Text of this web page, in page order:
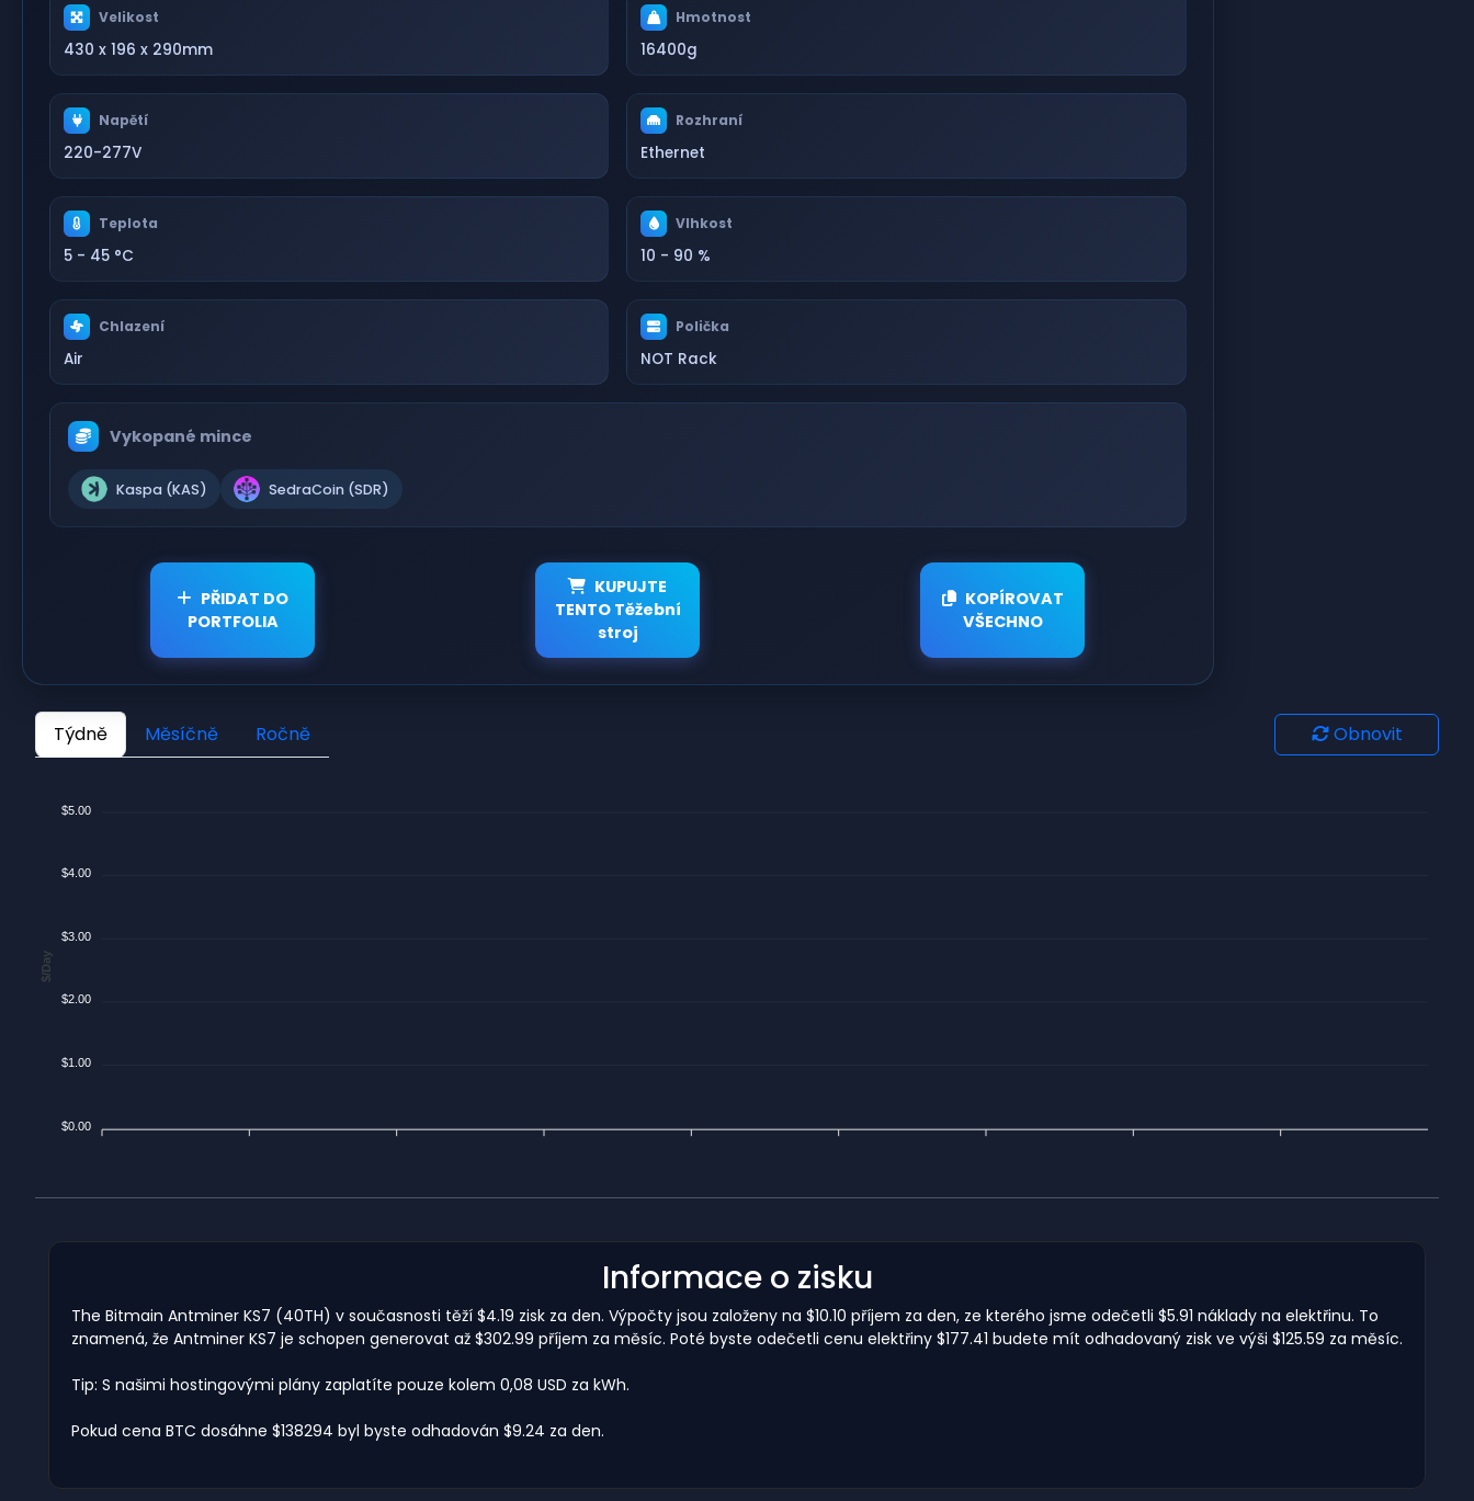
Velikost
430 x 196 x 290mm
Hmotnost
16400g
Napětí
220-277V
Rozhraní
Ethernet
Teplota
5 - 45 °C
Vlhkost
10 - 90 %
Chlazení
Air
Polička
NOT Rack
Vykopané mince
Kaspa (KAS) SedraCoin (SDR)
PŘIDAT DO
PORTFOLIA
KUPUJTE
TENTO Těžební
stroj
KOPÍROVAT
VŠECHNO
Týdně Měsíčně Ročně Obnovit
$5.00
$4.00
$3.00
$2.00
$1.00
$0.00
$/Day
Informace o zisku
The Bitmain Antminer KS7 (40TH) v současnosti těží $4.19 zisk za den. Výpočty jsou založeny na $10.10 příjem za den, ze kterého jsme odečetli $5.91 náklady na elektřinu. To
znamená, že Antminer KS7 je schopen generovat až $302.99 příjem za měsíc. Poté byste odečetli cenu elektřiny $177.41 budete mít odhadovaný zisk ve výši $125.59 za měsíc.
Tip: S našimi hostingovými plány zaplatíte pouze kolem 0,08 USD za kWh.
Pokud cena BTC dosáhne $138294 byl byste odhadován $9.24 za den.